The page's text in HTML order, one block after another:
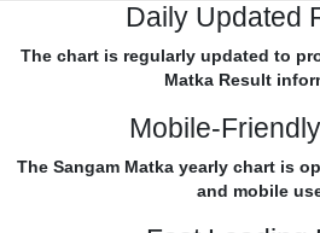
Daily Updated
The chart is regularly updated to
Matka Result
Mobile-
The Sangam Matka yearly chart is
and mobile